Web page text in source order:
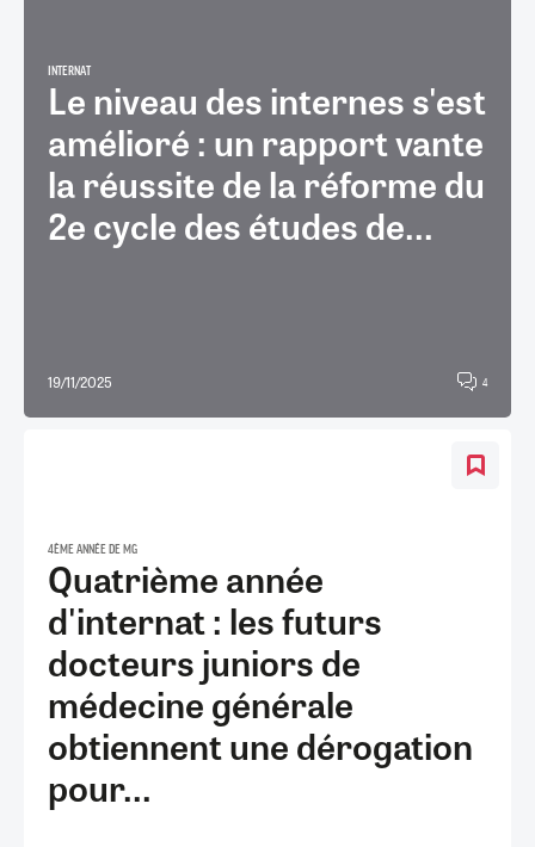
INTERNAT
Le niveau des internes s'est
amélioré : un rapport vante
la réussite de la réforme du
2e cycle des études de...
19/11/2025 4
4ÈME ANNÉE DE MG
Quatrième année
d'internat : les futurs
docteurs juniors de
médecine générale
obtiennent une dérogation
pour...